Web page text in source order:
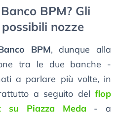
BPM? Gli
nozze
BPM, dunque alla
tra le due banche -
a parlare più volte, in
a seguito del flop
su Piazza Meda - a